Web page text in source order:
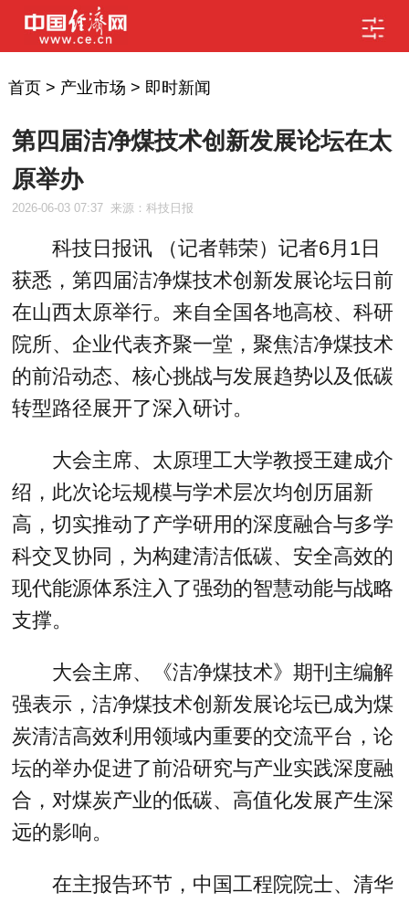
首页> 产业市场 > 即时新闻
第四届洁净煤技术创新发展论坛在太
原举办
2026-06-03 07:37 来源：科技日报
科技日报讯 （记者韩荣）记者6月1日
获悉，第四届洁净煤技术创新发展论坛日前
在山西太原举行。来自全国各地高校、科研
院所、企业代表齐聚一堂，聚焦洁净煤技术
的前沿动态、核心挑战与发展趋势以及低碳
转型路径展开了深入研讨。
大会主席、太原理工大学教授王建成介
绍，此次论坛规模与学术层次均创历届新
高，切实推动了产学研用的深度融合与多学
科交叉协同，为构建清洁低碳、安全高效的
现代能源体系注入了强劲的智慧动能与战略
支撑。
大会主席、《洁净煤技术》期刊主编解
强表示，洁净煤技术创新发展论坛已成为煤
炭清洁高效利用领域内重要的交流平台，论
坛的举办促进了前沿研究与产业实践深度融
合，对煤炭产业的低碳、高值化发展产生深
远的影响。
在主报告环节，中国工程院院士、清华